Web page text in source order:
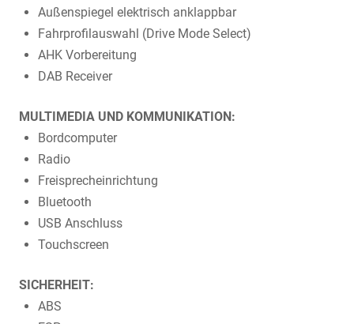
Außenspiegel elektrisch anklappbar
Fahrprofilauswahl (Drive Mode Select)
AHK Vorbereitung
DAB Receiver
MULTIMEDIA UND KOMMUNIKATION:
Bordcomputer
Radio
Freisprecheinrichtung
Bluetooth
USB Anschluss
Touchscreen
SICHERHEIT:
ABS